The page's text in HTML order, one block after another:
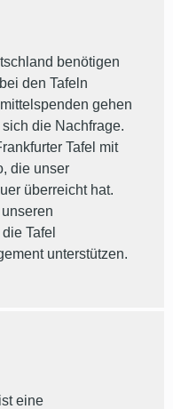
benötigen
den Tafeln
gehen
die Nachfrage.
Tafel mit
die unser
überreicht hat.
Tafel
unterstützen.
eine